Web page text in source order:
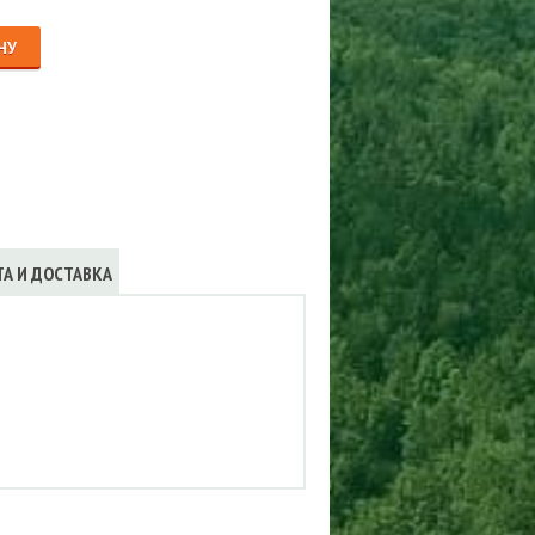
ТРУСЫ
ЮБКИ, ПЛАТЬЯ
И ДОСТАВКА